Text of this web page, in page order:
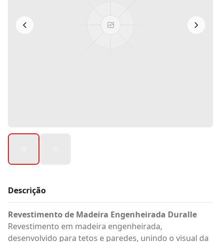
Descrição
Revestimento de Madeira Engenheirada Duralle
Revestimento em madeira engenheirada,
desenvolvido para tetos e paredes, unindo o visual da